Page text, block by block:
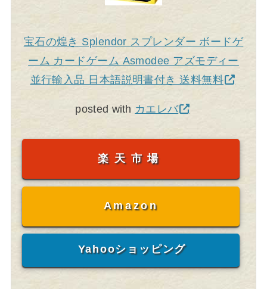
宝石の煌き Splendor スプレンダー ボードゲ
ーム カードゲーム Asmodee アズモディー
並行輸入品 日本語説明書付き 送料無料
posted with カエレバ
楽天市場
Amazon
Yahooショッピング